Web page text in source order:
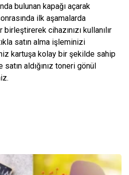
bulunan kapağı açarak
ilk aşamalarda
birleştirerek cihazınızı kullanılır
satın alma işleminizi
kartuşa kolay bir şekilde sahip
aldığınız toneri gönül